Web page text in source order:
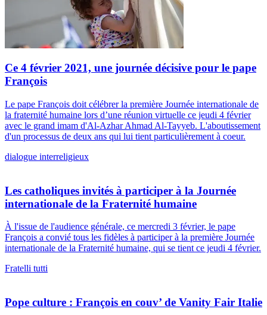
Ce 4 février 2021, une journée décisive pour le pape
François
Le pape François doit célébrer la première Journée internationale de
la fraternité humaine lors d’une réunion virtuelle ce jeudi 4 février
avec le grand imam d'Al-Azhar Ahmad Al-Tayyeb. L'aboutissement
d'un processus de deux ans qui lui tient particulièrement à coeur.
dialogue interreligieux
Les catholiques invités à participer à la Journée
internationale de la Fraternité humaine
À l'issue de l'audience générale, ce mercredi 3 février, le pape
François a convié tous les fidèles à participer à la première Journée
internationale de la Fraternité humaine, qui se tient ce jeudi 4 février.
Fratelli tutti
Pope culture : François en couv’ de Vanity Fair Italie